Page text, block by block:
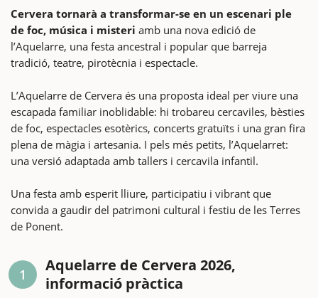
Cervera tornarà a transformar-se en un escenari ple
de foc, música i misteri amb una nova edició de
l’Aquelarre, una festa ancestral i popular que barreja
tradició, teatre, pirotècnia i espectacle.
L’Aquelarre de Cervera és una proposta ideal per viure una
escapada familiar inoblidable: hi trobareu cercaviles, bèsties
de foc, espectacles esotèrics, concerts gratuïts i una gran fira
plena de màgia i artesania. I pels més petits, l’Aquelarret:
una versió adaptada amb tallers i cercavila infantil.
Una festa amb esperit lliure, participatiu i vibrant que
convida a gaudir del patrimoni cultural i festiu de les Terres
de Ponent.
1
Aquelarre de Cervera 2026,
informació pràctica